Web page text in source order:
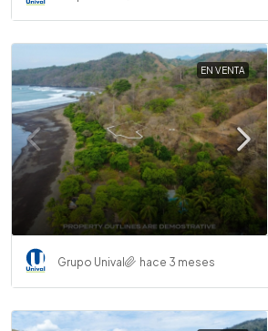
EN VENTA
Grupo Unival hace 3 meses